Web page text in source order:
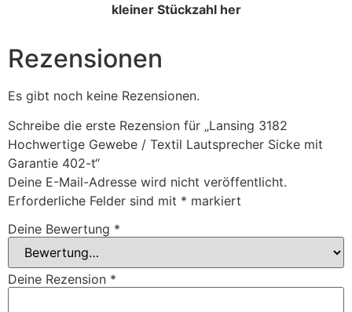
kleiner Stückzahl her
Rezensionen
Es gibt noch keine Rezensionen.
Schreibe die erste Rezension für „Lansing 3182
Hochwertige Gewebe / Textil Lautsprecher Sicke mit
Garantie 402-t“
Deine E-Mail-Adresse wird nicht veröffentlicht.
Erforderliche Felder sind mit * markiert
Deine Bewertung *
Deine Rezension *